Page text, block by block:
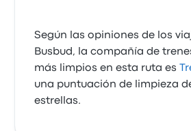
Según las opiniones de los
Busbud, la compañía de
más limpios en esta ruta es
una puntuación de limpieza
estrellas.